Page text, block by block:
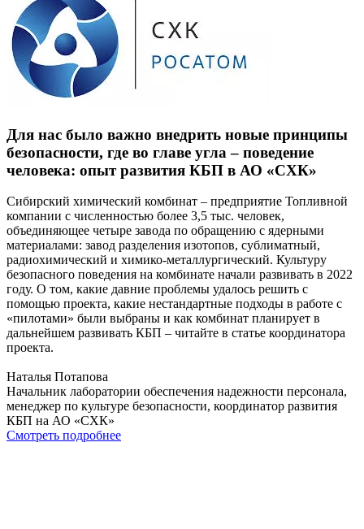
Для нас было важно внедрить новые принципы
безопасности, где во главе угла – поведение
человека: опыт развития КБП в АО «СХК»
Сибирский химический комбинат – предприятие Топливной
компании с численностью более 3,5 тыс. человек,
объединяющее четыре завода по обращению с ядерными
материалами: завод разделения изотопов, сублиматный,
радиохимический и химико-металлургический. Культуру
безопасного поведения на комбинате начали развивать в 2022
году. О том, какие давние проблемы удалось решить с
помощью проекта, какие нестандартные подходы в работе с
«пилотами» были выбраны и как комбинат планирует в
дальнейшем развивать КБП – читайте в статье координатора
проекта.
Наталья Потапова
Начальник лаборатории обеспечения надежности персонала,
менеджер по культуре безопасности, координатор развития
КБП на АО «СХК»
Смотреть подробнее